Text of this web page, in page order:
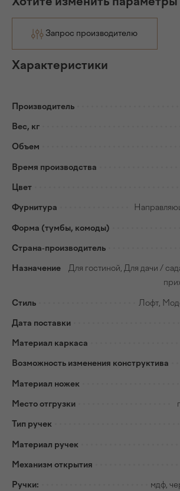
Запрос производителю
Характеристики
Производитель
Вес, кг
Объем
Время производства
Цвет
Фурнитура
Форма (тумбы, комоды)
Страна-производитель
Назначение
Для гостиной, Для дачи /
Стиль Лофт,
Дата поставки
Материал каркаса
Возможность изменения конструктива
Материал ножек
Место отгрузки
Тип ручек
Материал ручек
Механизм открытия
Ручки: мдф,